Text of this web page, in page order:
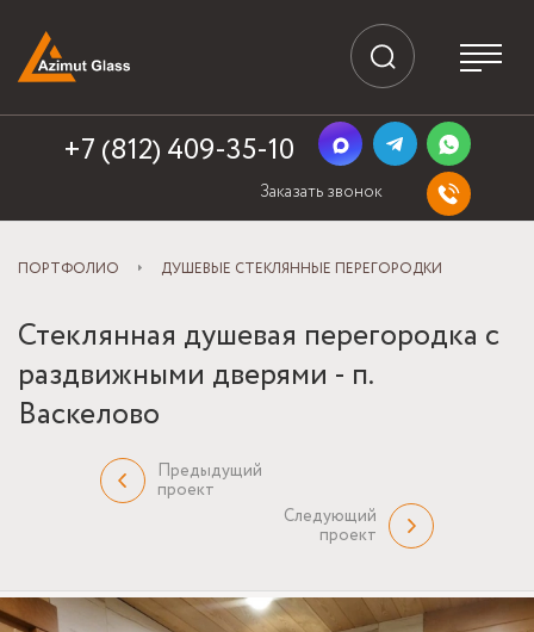
+7 (812) 409-35-10
Заказать звонок
ПОРТФОЛИО ДУШЕВЫЕ СТЕКЛЯННЫЕ ПЕРЕГОРОДКИ
Стеклянная душевая перегородка с
раздвижными дверями - п.
Васкелово
Предыдущий
проект
Следующий
проект